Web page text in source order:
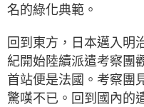
名的綠化典範。
回到東方，日本邁入明
紀開始陸續派遣考察團
首站便是法國。考察團
驚嘆不已。回到國內的